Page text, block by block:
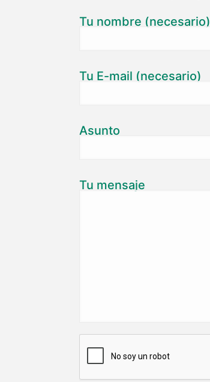
Tu nombre (necesario)
Tu E-mail (necesario)
Asunto
Tu mensaje